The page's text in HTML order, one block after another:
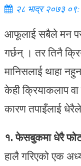
२८ भाद्र २०७३
आफूलाई सबैले मन
गर्छन् । तर तिनै
मानिसलाई थाहा
केही क्रियाकलाप
कारण तपाइँलाई
१. फेसबुकमा धेरै
हालै गरिएको एक